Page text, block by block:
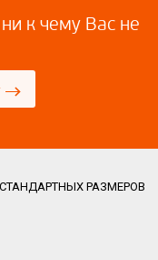
к чему Вас не
→
РАЗМЕРОВ